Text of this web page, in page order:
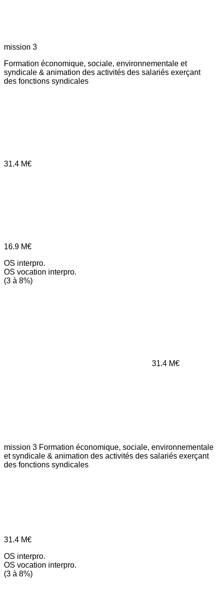
mission 3
Formation économique, sociale, environnementale et
syndicale & animation des activités des salariés exerçant
des fonctions syndicales
31.4 M€
16.9 M€
OS interpro.
OS vocation interpro.
(3 à 8%)
31.4 M€
mission 3 Formation économique, sociale, environnementale
et syndicale & animation des activités des salariés exerçant
des fonctions syndicales
31.4 M€
OS interpro.
OS vocation interpro.
(3 à 8%)